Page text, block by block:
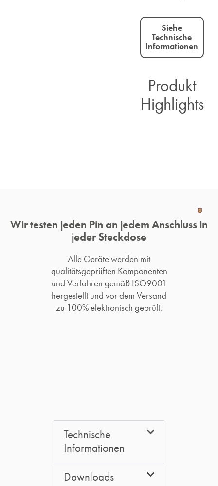
Siehe
Technische
Informationen
Produkt
Highlights​
Wir testen jeden Pin an jedem Anschluss in
jeder Steckdose
Alle Geräte werden mit
qualitätsgeprüften Komponenten
und Verfahren gemäß ISO9001
hergestellt und vor dem Versand
zu 100% elektronisch geprüft.​
Technische
Informationen
Downloads